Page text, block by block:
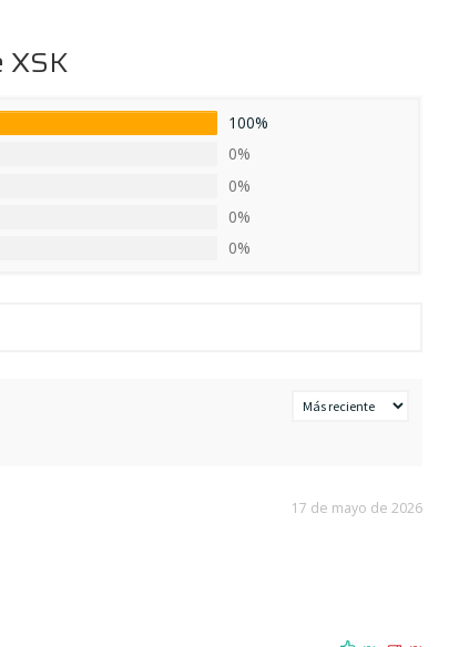
XSK
100%
0%
0%
0%
0%
17 de mayo de 2026